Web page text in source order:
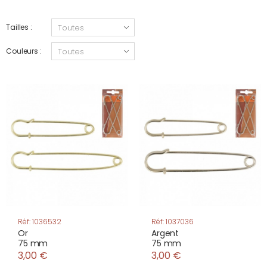
Tailles :
Couleurs :
Réf: 1036532
Or
75 mm
3,00 €
Réf: 1037036
Argent
75 mm
3,00 €